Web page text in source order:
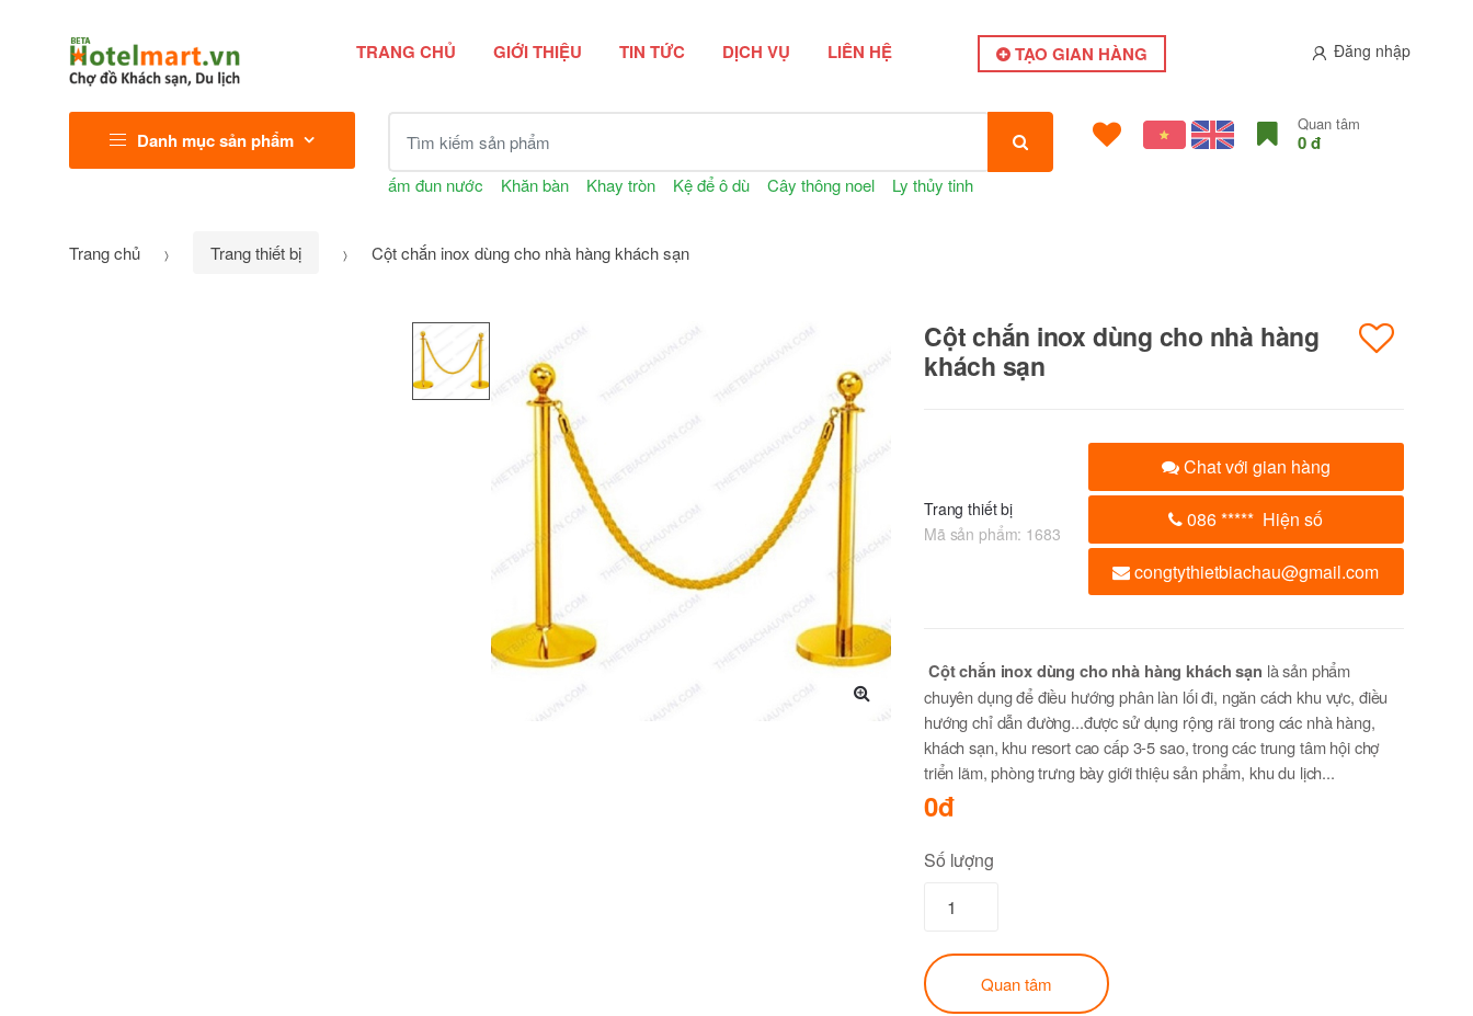
TRANG CHỦ GIỚI THIỆU TIN TỨC DỊCH VỤ LIÊN HỆ TẠO GIAN HÀNG Đăng nhập
Danh mục sản phẩm
ấm đun nước Khăn bàn Khay tròn Kệ để ô dù Cây thông noel Ly thủy tinh
Quan tâm
0 đ
Trang chủ Trang thiết bị Cột chắn inox dùng cho nhà hàng khách sạn
Cột chắn inox dùng cho nhà hàng
khách sạn
Trang thiết bị
Mã sản phẩm: 1683
Chat với gian hàng
086***** Hiện số
congtythietbiachau@gmail.com
Cột chắn inox dùng cho nhà hàng khách sạn là sản phẩm
chuyên dụng để điều hướng phân làn lối đi, ngăn cách khu vực, điều
hướng chỉ dẫn đường...được sử dụng rộng rãi trong các nhà hàng,
khách sạn, khu resort cao cấp 3-5 sao, trong các trung tâm hội chợ
triển lãm, phòng trưng bày giới thiệu sản phẩm, khu du lịch...
0đ
Số lượng
Quan tâm